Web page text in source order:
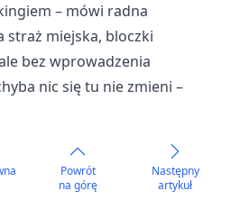
– mówi radna
straż miejska, bloczki
bez wprowadzenia
nic się tu nie zmieni –
Powrót
na górę
Następny
artykuł